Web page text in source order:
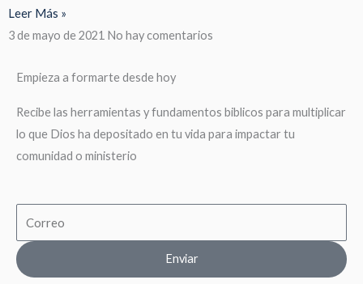
Leer Más »
3 de mayo de 2021 No hay comentarios
Empieza a formarte desde hoy
Recibe las herramientas y fundamentos biblicos para multiplicar
lo que Dios ha depositado en tu vida para impactar tu
comunidad o ministerio
Enviar